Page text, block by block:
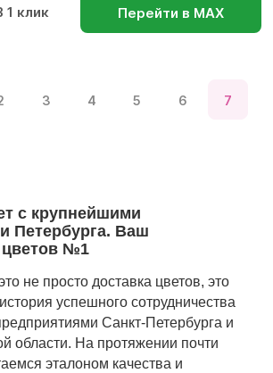
1 клик Перейти в МАХ
3 4 5 6 7
с крупнейшими
Петербурга. Ваш
цветов №1
не просто доставка цветов, это
успешного сотрудничества
Санкт-Петербурга и
области. На протяжении почти
эталоном качества и